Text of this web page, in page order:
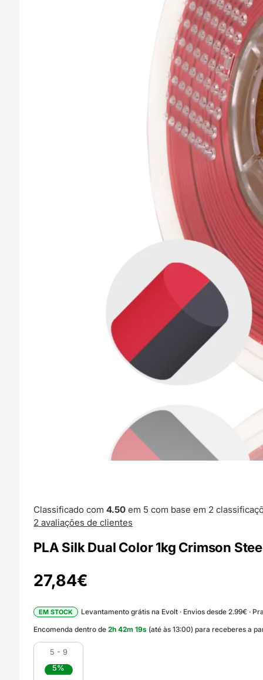
Classificado com4.50 em 5 com base em 2
2 avaliações de clientes
PLA Silk Dual Color 1kg Crimson
27,84€
EM STOCK
Levantamento grátis na Evolt · Envios desde 2.99€ ·
Encomenda dentro de2h42m18s (até às 13:00) para receberes a
5 - 9
5%